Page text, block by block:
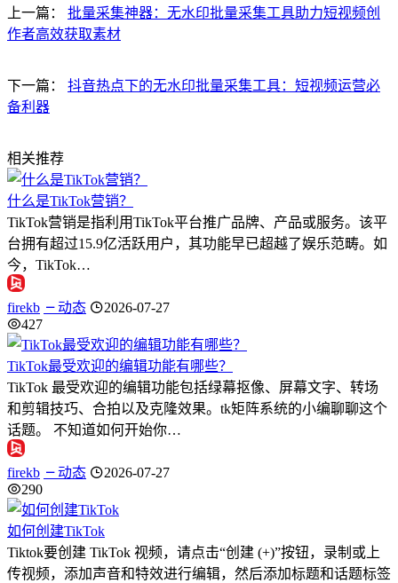
上一篇：
批量采集神器：无水印批量采集工具助力短视频创
作者高效获取素材
下一篇：
抖音热点下的无水印批量采集工具：短视频运营必
备利器
相关推荐
什么是TikTok营销？
TikTok营销是指利用TikTok平台推广品牌、产品或服务。该平
台拥有超过15.9亿活跃用户，其功能早已超越了娱乐范畴。如
今，TikTok…
firekb 动态
2026-07-27
427
TikTok最受欢迎的编辑功能有哪些？
TikTok 最受欢迎的编辑功能包括绿幕抠像、屏幕文字、转场
和剪辑技巧、合拍以及克隆效果。tk矩阵系统的小编聊聊这个
话题。 不知道如何开始你…
firekb 动态
2026-07-27
290
如何创建TikTok
Tiktok要创建 TikTok 视频，请点击“创建 (+)”按钮，录制或上
传视频，添加声音和特效进行编辑，然后添加标题和话题标签